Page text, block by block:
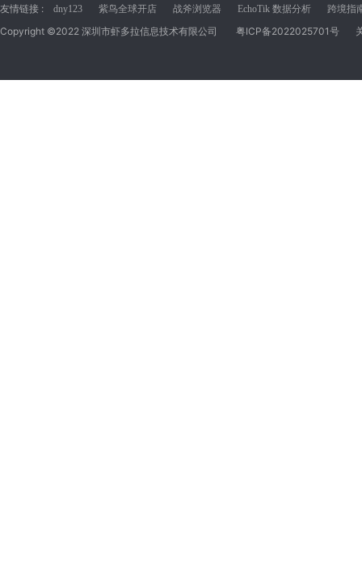
友情链接 : dny123 紫鸟全球开店 战斧浏览器 EchoTik 数据分析 跨境指
Copyright ©2022 深圳市虾多拉信息技术有限公司 粤ICP备2022025701号